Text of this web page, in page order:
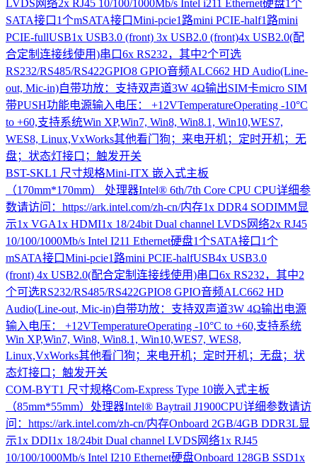
LVDS网络2x RJ45 10/100/1000Mb/s Intel i211 Ethernet硬盘1个
SATA接口1个mSATA接口Mini-pcie1路mini PCIE-half1路mini
PCIE-fullUSB1x USB3.0 (front) 3x USB2.0 (front)4x USB2.0(配
合定制连接线使用)串口6x RS232，其中2个可选
RS232/RS485/RS422GPIO8 GPIO音频ALC662 HD Audio(Line-
out, Mic-in)自带功放：支持双声道3W 4Ω输出SIM卡micro SIM
带PUSH功能电源输入电压： +12VTemperatureOperating -10°C
to +60,支持系统Win XP,Win7, Win8, Win8.1, Win10,WES7,
WES8, Linux,VxWorks其他看门狗；来电开机；定时开机；无
盘；状态灯接口；触发开关
BST-SKL1 尺寸规格Mini-ITX 嵌入式主板
（170mm*170mm） 处理器Intel® 6th/7th Core CPU CPU详细参
数请访问：https://ark.intel.com/zh-cn/内存1x DDR4 SODIMM显
示1x VGA1x HDMI1x 18/24bit Dual channel LVDS网络2x RJ45
10/100/1000Mb/s Intel I211 Ethernet硬盘1个SATA接口1个
mSATA接口Mini-pcie1路mini PCIE-halfUSB4x USB3.0
(front) 4x USB2.0(配合定制连接线使用)串口6x RS232，其中2
个可选RS232/RS485/RS422GPIO8 GPIO音频ALC662 HD
Audio(Line-out, Mic-in)自带功放：支持双声道3W 4Ω输出电源
输入电压： +12VTemperatureOperating -10°C to +60,支持系统
Win XP,Win7, Win8, Win8.1, Win10,WES7, WES8,
Linux,VxWorks其他看门狗；来电开机；定时开机；无盘；状
态灯接口；触发开关
COM-BYT1 尺寸规格Com-Express Type 10嵌入式主板
（85mm*55mm）处理器Intel® Baytrail J1900CPU详细参数请访
问：https://ark.intel.com/zh-cn/内存Onboard 2GB/4GB DDR3L显
示1x DDI1x 18/24bit Dual channel LVDS网络1x RJ45
10/100/1000Mb/s Intel I210 Ethernet硬盘Onboard 128GB SSD1x